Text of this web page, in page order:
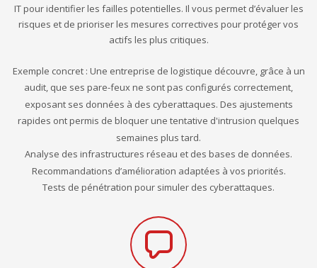
IT pour identifier les failles potentielles. Il vous permet d’évaluer les
risques et de prioriser les mesures correctives pour protéger vos
actifs les plus critiques.
Exemple concret : Une entreprise de logistique découvre, grâce à un
audit, que ses pare-feux ne sont pas configurés correctement,
exposant ses données à des cyberattaques. Des ajustements
rapides ont permis de bloquer une tentative d'intrusion quelques
semaines plus tard.
Analyse des infrastructures réseau et des bases de données.
Recommandations d’amélioration adaptées à vos priorités.
Tests de pénétration pour simuler des cyberattaques.